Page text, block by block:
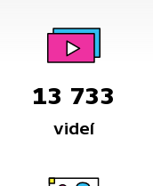
13 733
videí